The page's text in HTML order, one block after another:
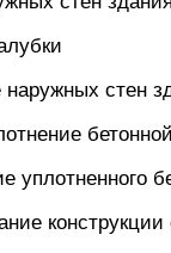
стен
уплотненного
конструкции